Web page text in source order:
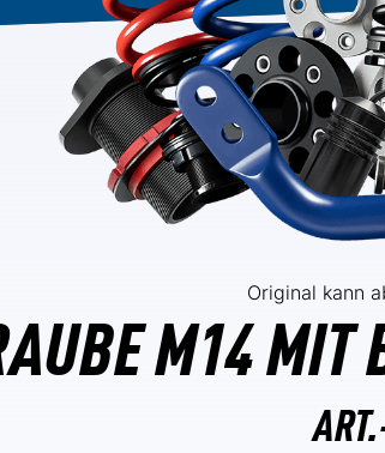
Original kann
M14 MIT